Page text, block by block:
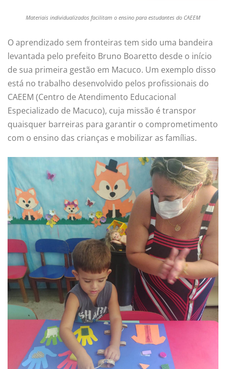
Materiais individualizados facilitam o ensino para estudantes do CAEEM
O aprendizado sem fronteiras tem sido uma bandeira
levantada pelo prefeito Bruno Boaretto desde o início
de sua primeira gestão em Macuco. Um exemplo disso
está no trabalho desenvolvido pelos profissionais do
CAEEM (Centro de Atendimento Educacional
Especializado de Macuco), cuja missão é transpor
quaisquer barreiras para garantir o comprometimento
com o ensino das crianças e mobilizar as famílias.